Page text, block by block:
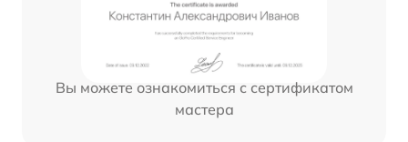
Вы можете ознакомиться с сертификатом
мастера